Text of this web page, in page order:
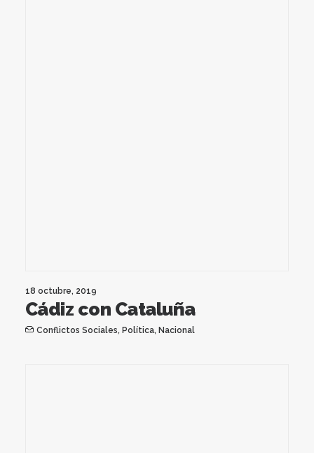
18 octubre, 2019
Cádiz con Cataluña
Conflictos Sociales, Política, Nacional